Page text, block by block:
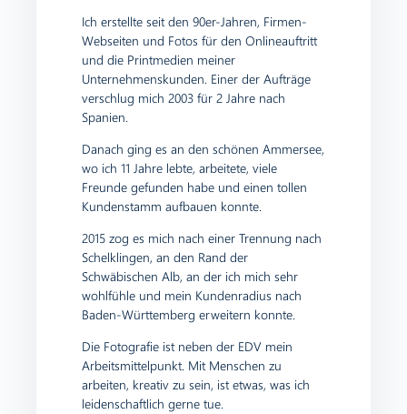
Ich erstellte seit den 90er-Jahren, Firmen-
Webseiten und Fotos für den Onlineauftritt
und die Printmedien meiner
Unternehmenskunden. Einer der Aufträge
verschlug mich 2003 für 2 Jahre nach
Spanien.
Danach ging es an den schönen Ammersee,
wo ich 11 Jahre lebte, arbeitete, viele
Freunde gefunden habe und einen tollen
Kundenstamm aufbauen konnte.
2015 zog es mich nach einer Trennung nach
Schelklingen, an den Rand der
Schwäbischen Alb, an der ich mich sehr
wohlfühle und mein Kundenradius nach
Baden-Württemberg erweitern konnte.
Die Fotografie ist neben der EDV mein
Arbeitsmittelpunkt. Mit Menschen zu
arbeiten, kreativ zu sein, ist etwas, was ich
leidenschaftlich gerne tue.